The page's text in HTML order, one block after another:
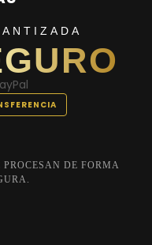
DE FORMA